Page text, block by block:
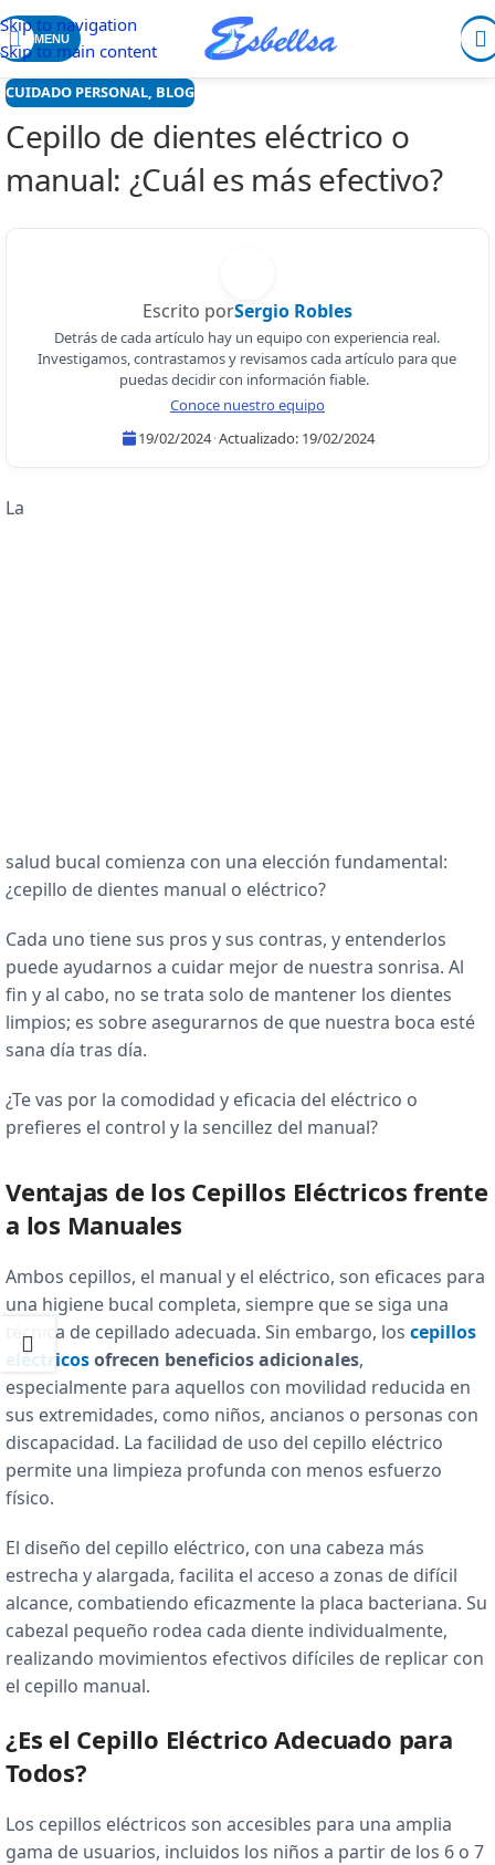
Skip to navigation
Skip to main content
MENU
CUIDADO PERSONAL, BLOG
Cepillo de dientes eléctrico o
manual: ¿Cuál es más efectivo?
Escrito porSergio Robles
Detrás de cada artículo hay un equipo con experiencia real.
Investigamos, contrastamos y revisamos cada artículo para que
puedas decidir con información fiable.
Conoce nuestro equipo
19/02/2024·Actualizado: 19/02/2024
La
salud bucal comienza con una elección fundamental:
¿cepillo de dientes manual o eléctrico?
Cada uno tiene sus pros y sus contras, y entenderlos
puede ayudarnos a cuidar mejor de nuestra sonrisa. Al
fin y al cabo, no se trata solo de mantener los dientes
limpios; es sobre asegurarnos de que nuestra boca esté
sana día tras día.
¿Te vas por la comodidad y eficacia del eléctrico o
prefieres el control y la sencillez del manual?
Ventajas de los Cepillos Eléctricos frente
a los Manuales
Ambos cepillos, el manual y el eléctrico, son eficaces para
una higiene bucal completa, siempre que se siga una
técnica de cepillado adecuada. Sin embargo, los cepillos
eléctricosofrecen beneficios adicionales,
especialmente para aquellos con movilidad reducida en
sus extremidades, como niños, ancianos o personas con
discapacidad. La facilidad de uso del cepillo eléctrico
permite una limpieza profunda con menos esfuerzo
físico.
El diseño del cepillo eléctrico, con una cabeza más
estrecha y alargada, facilita el acceso a zonas de difícil
alcance, combatiendo eficazmente la placa bacteriana. Su
cabezal pequeño rodea cada diente individualmente,
realizando movimientos efectivos difíciles de replicar con
el cepillo manual.
¿Es el Cepillo Eléctrico Adecuado para
Todos?
Los cepillos eléctricos son accesibles para una amplia
gama de usuarios, incluidos los niños a partir de los 6 o 7